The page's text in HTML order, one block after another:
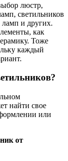
люстр,
светильников
и других.
как
Тоже
каждый
найти свое
или
от